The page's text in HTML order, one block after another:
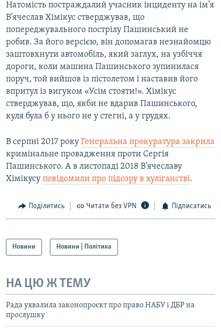
Натомість постраждалий учасник інциденту на ім’я
В’ячеслав Хімікус стверджував, що
попереджувального пострілу Пашинський не
робив. За його версією, він допомагав незнайомцю
заштовхнути автомобіль, який заглух, на узбіччя
дороги, коли машина Пашинського зупинилася
поруч, той вийшов із пістолетом і наставив його
впритул із вигуком «Усім стояти!». Хімікус
стверджував, що, якби не вдарив Пашинського,
куля була б у нього не у стегні, а у грудях.
В серпні 2017 року Генеральна прокуратура закрила
кримінальне провадження проти Сергія
Пашинського. А в листопаді 2018 В’ячеславу
Хімікусу повідомили про підозру в хуліганстві.
Поділитись Читати без VPN Підписатись
Новини Новини | Політика
НА ЦЮ Ж ТЕМУ
Рада ухвалила законопроєкт про право НАБУ і ДБР на
прослушку